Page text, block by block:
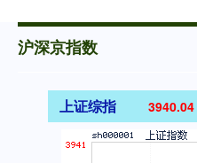
沪深京指数
上证综指 3940.04